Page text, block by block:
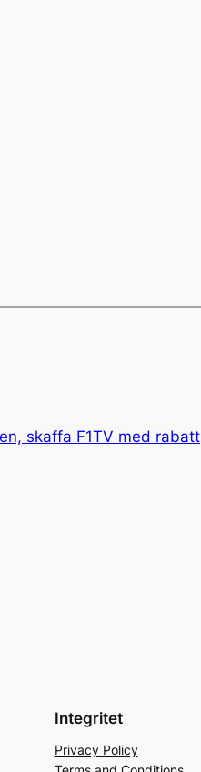
skaffa F1TV med rabatt
Integritet
Privacy Policy